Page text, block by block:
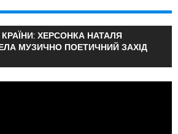
КРАЇНИ: ХЕРСОНКА НАТАЛЯ
МУЗИЧНО ПОЕТИЧНИЙ ЗАХІД